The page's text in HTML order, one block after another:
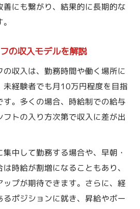
善にも繋がり、結果的に長期的な
の収入モデルを解説
収入は、勤務時間や働く場所に
未経験者でも月10万円程度を目指
。多くの場合、時給制での給与
トの入り方次第で収入に差が出
中して勤務する場合や、早朝・
時給が割増になることもあり、
プが期待できます。さらに、経
ポジションに就き、昇給やボー